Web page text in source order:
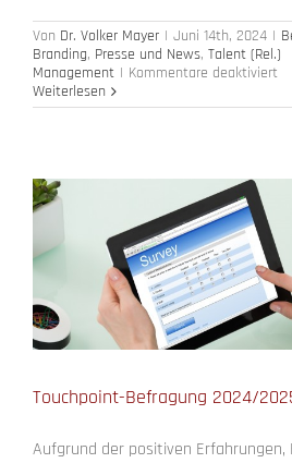
Von Dr. Volker Mayer | Juni 14th, 2024 |
Branding, Presse und News, Talent (Rel.)
Management | Kommentare deaktiviert
Weiterlesen
Touchpoint-Befragung 2024/
Aufgrund der positiven Erfahrungen,